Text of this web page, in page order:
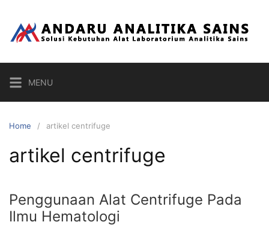
content
MENU
Home artikel centrifuge
artikel centrifuge
Penggunaan Alat Centrifuge Pada
Ilmu Hematologi